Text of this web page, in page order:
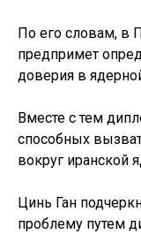
По его словам, в
предпримет
доверия в
Вместе с тем
способных
вокруг иранской
Цинь Ган
проблему путем